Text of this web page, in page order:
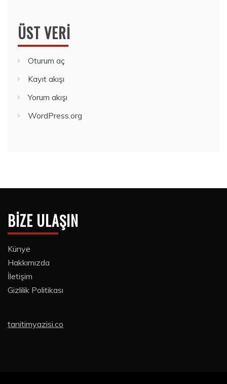
ÜST VERI
Oturum aç
Kayıt akışı
Yorum akışı
WordPress.org
BIZE ULAŞIN
Künye
Hakkımızda
İletişim
Gizlilik Politikası
tanitimyazisi.co